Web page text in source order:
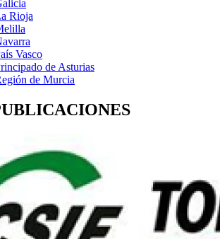
Rioja
Vasco
de Asturias
de Murcia